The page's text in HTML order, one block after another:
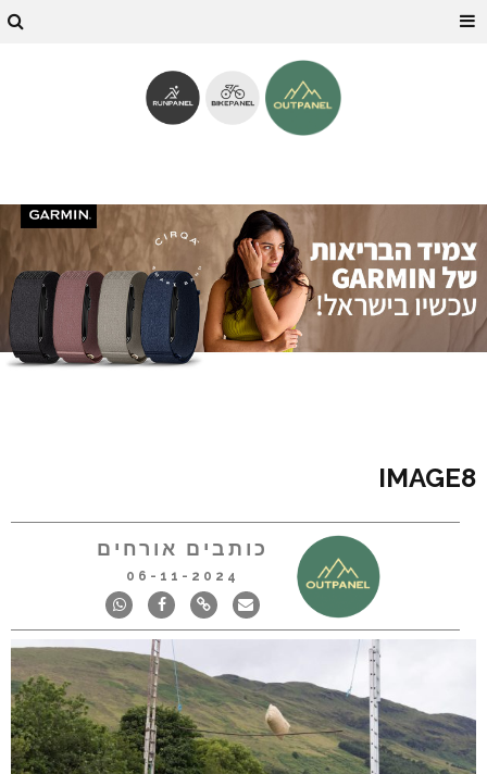
IMAGE8
כותבים אורחים
06-11-2024